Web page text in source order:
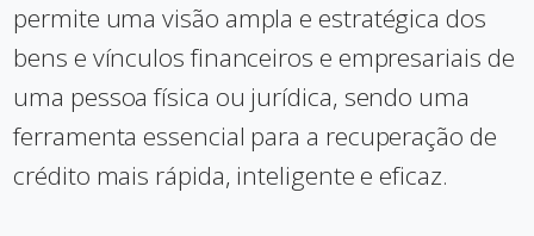
permite uma visão ampla e estratégica dos
bens e vínculos financeiros e empresariais de
uma pessoa física ou jurídica, sendo uma
ferramenta essencial para a recuperação de
crédito mais rápida, inteligente e eficaz.